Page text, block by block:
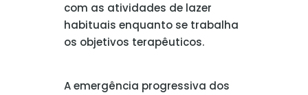
com as atividades de lazer
habituais enquanto se trabalha
os objetivos terapêuticos.
A emergência progressiva dos